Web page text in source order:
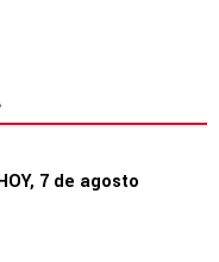
7 de agosto